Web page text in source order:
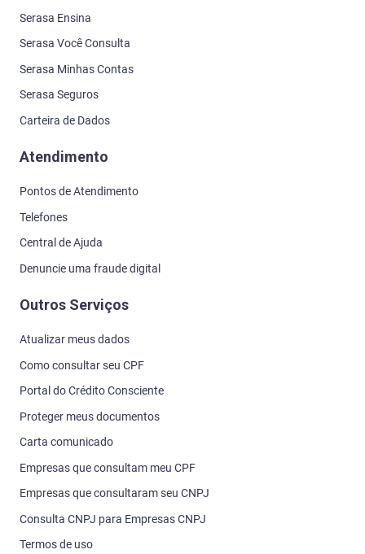
Serasa Ensina
Serasa Você Consulta
Serasa Minhas Contas
Serasa Seguros
Carteira de Dados
Atendimento
Pontos de Atendimento
Telefones
Central de Ajuda
Denuncie uma fraude digital
Outros Serviços
Atualizar meus dados
Como consultar seu CPF
Portal do Crédito Consciente
Proteger meus documentos
Carta comunicado
Empresas que consultam meu CPF
Empresas que consultaram seu CNPJ
Consulta CNPJ para Empresas CNPJ
Termos de uso